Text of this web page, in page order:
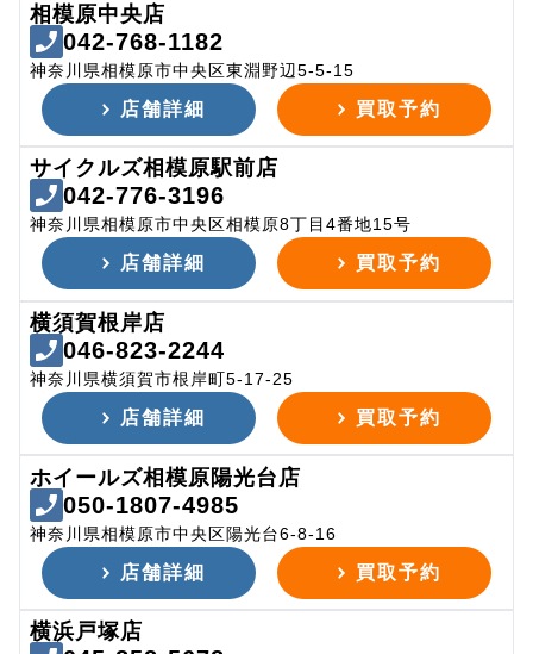
相模原中央店
042-768-1182
神奈川県相模原市中央区東淵野辺5-5-15
店舗詳細 買取予約
サイクルズ相模原駅前店
042-776-3196
神奈川県相模原市中央区相模原8丁目4番地15号
店舗詳細 買取予約
横須賀根岸店
046-823-2244
神奈川県横須賀市根岸町5-17-25
店舗詳細 買取予約
ホイールズ相模原陽光台店
050-1807-4985
神奈川県相模原市中央区陽光台6-8-16
店舗詳細 買取予約
横浜戸塚店